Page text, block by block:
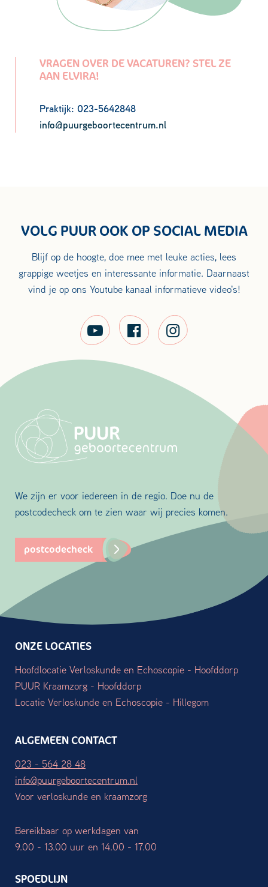
VRAGEN OVER DE VACATUREN? STEL ZE
AAN ELVIRA!
Praktijk: 023-5642848
info@puurgeboortecentrum.nl
VOLG PUUR OOK OP SOCIAL MEDIA
Blijf op de hoogte, doe mee met leuke acties, lees
grappige weetjes en interessante informatie. Daarnaast
vind je op ons Youtube kanaal informatieve video's!
We zijn er voor iedereen in de regio. Doe nu de
postcodecheck om te zien waar wij precies komen.
postcodecheck
ONZE LOCATIES
Hoofdlocatie Verloskunde en Echoscopie - Hoofddorp
PUUR Kraamzorg - Hoofddorp
Locatie Verloskunde en Echoscopie - Hillegom
ALGEMEEN CONTACT
023 - 564 28 48
info@puurgeboortecentrum.nl
Voor verloskunde en kraamzorg
Bereikbaar op werkdagen van
9.00 - 13.00 uur en 14.00 - 17.00
SPOEDLIJN